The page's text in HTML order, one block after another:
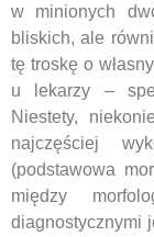
w minionych
bliskich, ale
tę troskę o
u lekarzy –
Niestety,
najczęściej
(podstawowa
między
diagnostycznymi